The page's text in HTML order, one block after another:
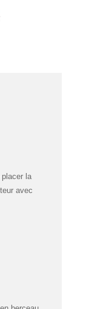
la
avec